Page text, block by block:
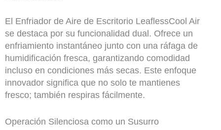
El Enfriador de Aire de Escritorio LeaflessCool Air
se destaca por su funcionalidad dual. Ofrece un
enfriamiento instantáneo junto con una ráfaga de
humidificación fresca, garantizando comodidad
incluso en condiciones más secas. Este enfoque
innovador significa que no solo te mantienes
fresco; también respiras fácilmente.
Operación Silenciosa como un Susurro